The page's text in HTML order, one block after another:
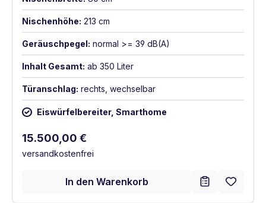
Nischenhöhe: 213 cm
Geräuschpegel: normal >= 39 dB(A)
Inhalt Gesamt: ab 350 Liter
Türanschlag: rechts, wechselbar
Eiswürfelbereiter, Smarthome
Regulärer Preis:
15.500,00 €
versandkostenfrei
In den Warenkorb